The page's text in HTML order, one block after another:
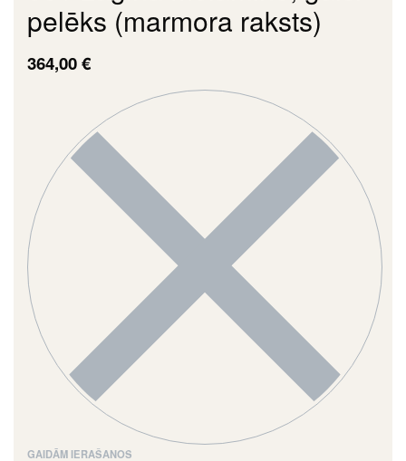
pelēks (marmora raksts)
364,00€
GAIDĀM IERAŠANOS